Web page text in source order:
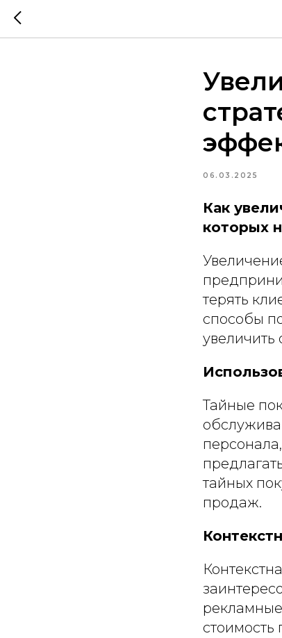
06.03.2025
Как
которых
терять
способы
Тайные
тайных
продаж.
стоимость